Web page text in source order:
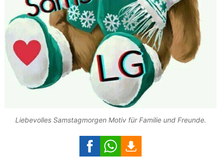
Liebevolles Samstagmorgen Motiv für Familie und Freunde.